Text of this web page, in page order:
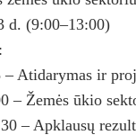
d. (9:00–13:00)
– Atidarymas ir
– Žemės ūkio
– Apklausų